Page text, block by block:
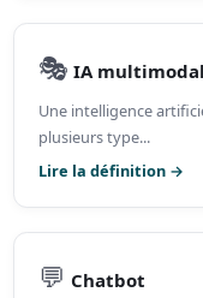
🎭 IA
Une intelligence
plusieurs type...
Lire la définition →
💬 Chatbot